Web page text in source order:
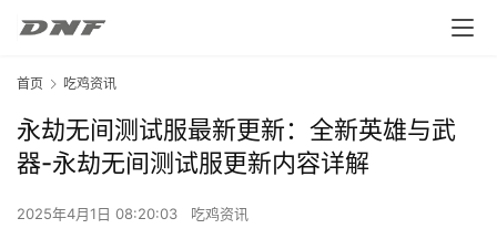
首页 吃鸡资讯
永劫无间测试服最新更新：全新英雄与武
器-永劫无间测试服更新内容详解
2025年4月1日 08:20:03 吃鸡资讯